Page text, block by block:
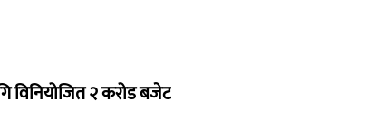
विनियोजित २ करोड बजेट